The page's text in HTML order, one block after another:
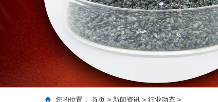
您的位置： 首页 > 新闻资讯 > 行业动态 >